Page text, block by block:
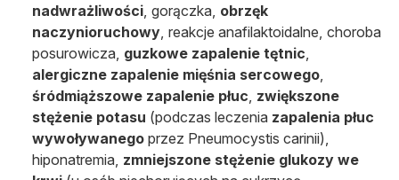
nadwrażliwości , gorączka, obrzęk
naczynioruchowy , reakcje anafilaktoidalne, choroba
posurowicza, guzkowe zapalenie tętnic
alergiczne zapalenie mięśnia sercowego
śródmiąższowe zapalenie płuc zwiększone
stężenie potasu (podczas leczenia zapalenia płuc
wywoływanego przez Pneumocystis carinii),
hiponatremia, zmniejszone stężenie glukozy we